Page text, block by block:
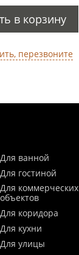
в корзину
перезвоните
Для ванной
Для гостиной
Для коммерческих
объектов
Для коридора
Для кухни
Для улицы